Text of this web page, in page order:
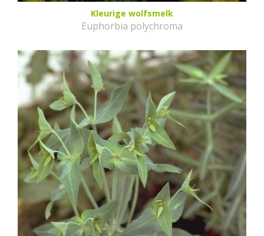
Kleurige wolfsmelk
Euphorbia polychroma